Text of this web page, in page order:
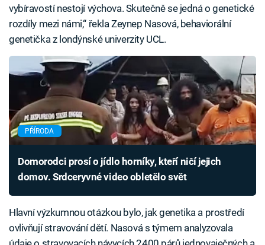
vybíravostí nestojí výchova. Skutečně se jedná o genetické
rozdíly mezi námi,“ řekla Zeynep Nasová, behaviorální
genetička z londýnské univerzity UCL.
PŘÍRODA
Domorodci prosí o jídlo horníky, kteří ničí jejich
domov. Srdceryvné video obletělo svět
Hlavní výzkumnou otázkou bylo, jak genetika a prostředí
ovlivňují stravování dětí. Nasová s týmem analyzovala